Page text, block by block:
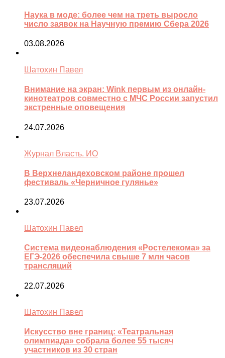
Наука в моде: более чем на треть выросло
число заявок на Научную премию Сбера 2026
03.08.2026
Шатохин Павел
Внимание на экран: Wink первым из онлайн-
кинотеатров совместно с МЧС России запустил
экстренные оповещения
24.07.2026
Журнал Власть. ИО
В Верхнеландеховском районе прошел
фестиваль «Черничное гулянье»
23.07.2026
Шатохин Павел
Система видеонаблюдения «Ростелекома» за
ЕГЭ-2026 обеспечила свыше 7 млн часов
трансляций
22.07.2026
Шатохин Павел
Искусство вне границ: «Театральная
олимпиада» собрала более 55 тысяч
участников из 30 стран